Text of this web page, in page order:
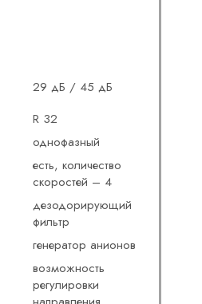
29 дБ / 45 дБ
R 32
однофазный
есть, количество
скоростей – 4
дезодорирующий
фильтр
генератор анионов
возможность
регулировки